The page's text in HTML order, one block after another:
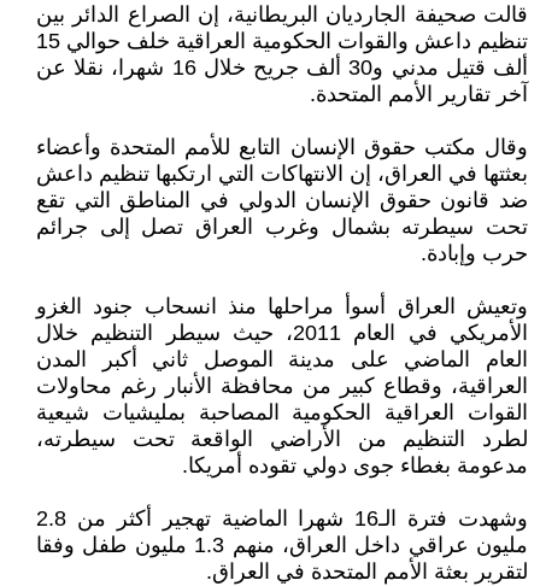
قالت صحيفة الجارديان البريطانية، إن الصراع الدائر بين
تنظيم داعش والقوات الحكومية العراقية خلف حوالي 15
ألف قتيل مدني و30 ألف جريح خلال 16 شهرا، نقلا عن
آخر تقارير الأمم المتحدة.
وقال مكتب حقوق الإنسان التابع للأمم المتحدة وأعضاء
بعثتها في العراق، إن الانتهاكات التي ارتكبها تنظيم داعش
ضد قانون حقوق الإنسان الدولي في المناطق التي تقع
تحت سيطرته بشمال وغرب العراق تصل إلى جرائم
حرب وإبادة.
وتعيش العراق أسوأ مراحلها منذ انسحاب جنود الغزو
الأمريكي في العام 2011، حيث سيطر التنظيم خلال
العام الماضي على مدينة الموصل ثاني أكبر المدن
العراقية، وقطاع كبير من محافظة الأنبار رغم محاولات
القوات العراقية الحكومية المصاحبة بمليشيات شيعية
لطرد التنظيم من الأراضي الواقعة تحت سيطرته،
مدعومة بغطاء جوى دولي تقوده أمريكا.
وشهدت فترة الـ16 شهرا الماضية تهجير أكثر من 2.8
مليون عراقي داخل العراق، منهم 1.3 مليون طفل وفقا
لتقرير بعثة الأمم المتحدة في العراق.